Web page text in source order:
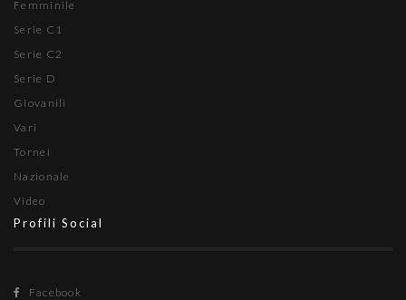
Femminile
Serie C1
Serie C2
Serie D
Giovanili
Vari
Tornei
Nazionale
Video
Profili Social
Facebook